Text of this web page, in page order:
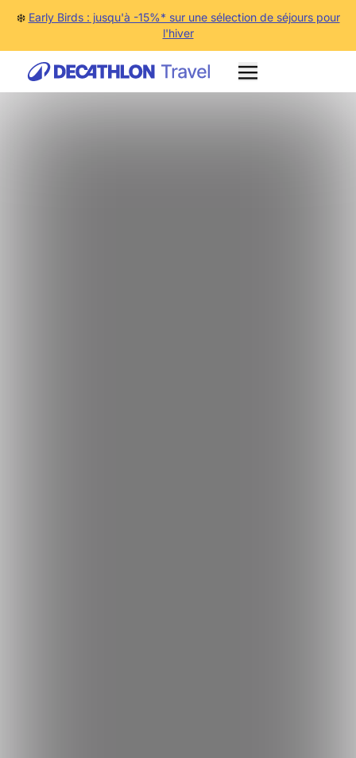
❄️ Early Birds : jusqu'à -15%* sur une sélection de séjours pour
l'hiver